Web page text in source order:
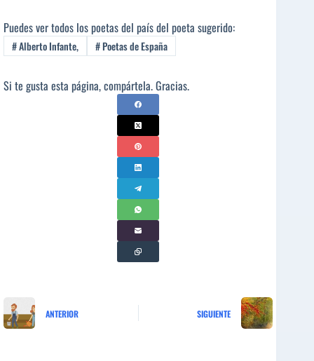
Puedes ver todos los poetas del país del poeta sugerido:
#Alberto Infante, #Poetas de España
Si te gusta esta página, compártela. Gracias.
ANTERIOR SIGUIENTE